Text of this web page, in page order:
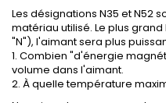
Les désignations N35 et N52
matériau utilisé. Le plus
"N"), l'aimant sera plus
1. Combien "d'énergie
volume dans l'aimant.
2. À quelle température